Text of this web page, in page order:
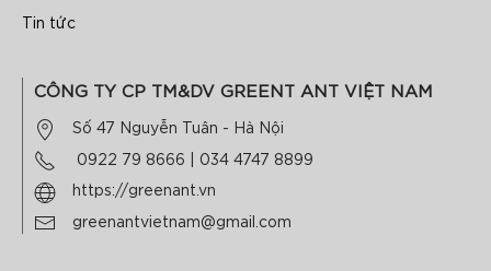
Tin tức
CÔNG TY CP TM&DV GREENT ANT VIỆT NAM
Số 47 Nguyễn Tuân - Hà Nội
0922 79 8666 | 034 4747 8899
https://greenant.vn
greenantvietnam@gmail.com